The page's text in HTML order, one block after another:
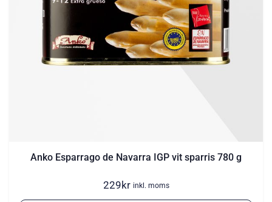
Anko Esparrago de Navarra IGP vit sparris 780 g
229kr inkl. moms